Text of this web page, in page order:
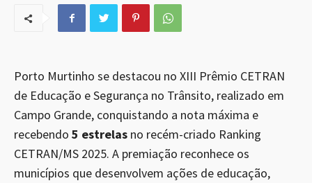
Porto Murtinho se destacou no XIII Prêmio CETRAN
de Educação e Segurança no Trânsito, realizado em
Campo Grande, conquistando a nota máxima e
recebendo 5 estrelas no recém-criado Ranking
CETRAN/MS 2025. A premiação reconhece os
municípios que desenvolvem ações de educação,